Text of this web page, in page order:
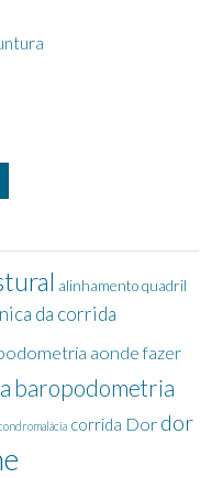
alinhamento quadril
da corrida
aonde fazer
baropodometria
corrida Dor dor